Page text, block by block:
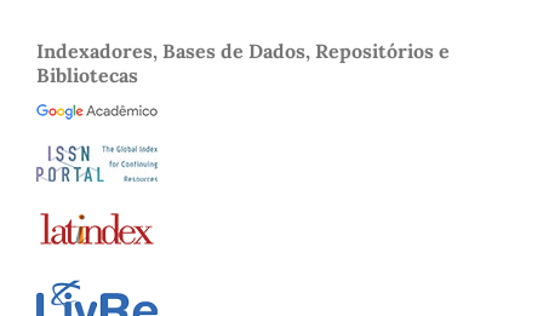
Indexadores, Bases de Dados, Repositórios e
Bibliotecas